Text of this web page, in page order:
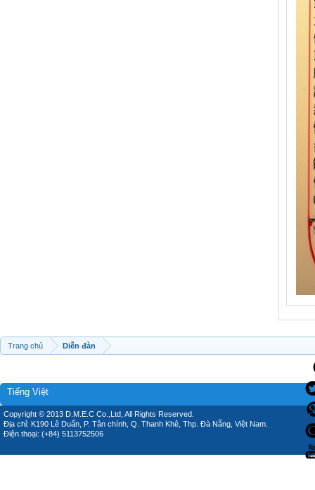
Trang chủ Diễn đàn
Tiếng Việt
Copyright © 2013 D.M.E.C Co.,Ltd, All Rights Reserved.
Địa chỉ: K190 Lê Duẩn, P. Tân chính, Q. Thanh Khê, Thp. Đà Nẵng, Việt Nam.
Điện thoại: (+84) 5113752506